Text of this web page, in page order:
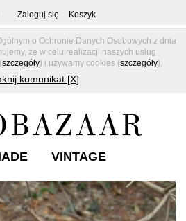
o Ochronie Danych Osobowych z dnia
że w celu realizacji naszych usług
szczegóły) i używamy cookies (szczegóły).
komunikat [X]
Zaloguj się Koszyk
VINTAGE